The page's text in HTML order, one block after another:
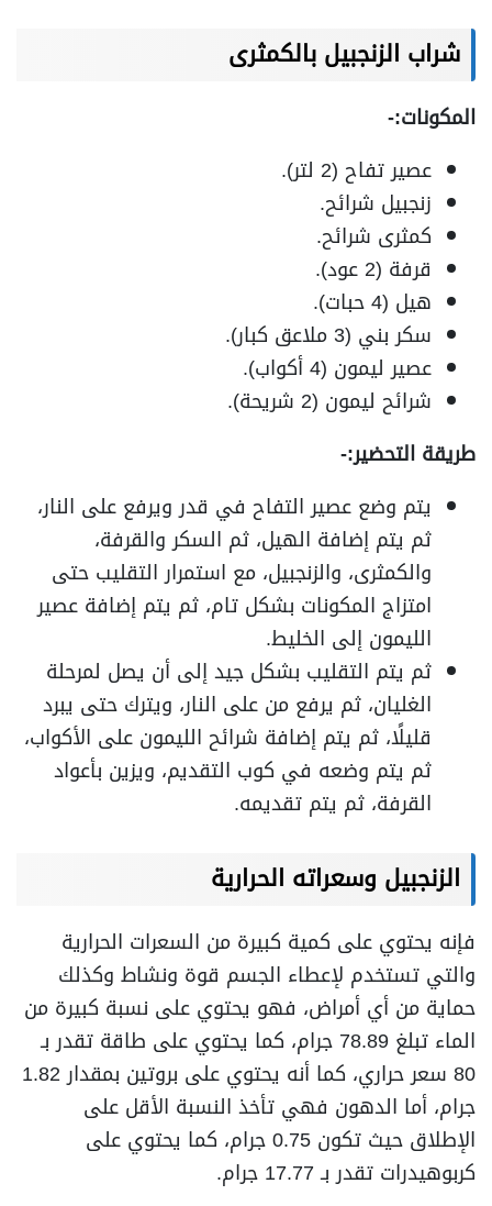
شراب الزنجبيل بالكمثرى
المكونات:-
عصير تفاح (2 لتر).
زنجبيل شرائح.
كمثرى شرائح.
قرفة (2 عود).
هيل (4 حبات).
سكر بني (3 ملاعق كبار).
عصير ليمون (4 أكواب).
شرائح ليمون (2 شريحة).
طريقة التحضير:-
يتم وضع عصير التفاح في قدر ويرفع على النار،
ثم يتم إضافة الهيل، ثم السكر والقرفة،
والكمثرى، والزنجبيل، مع استمرار التقليب حتى
امتزاج المكونات بشكل تام، ثم يتم إضافة عصير
الليمون إلى الخليط.
ثم يتم التقليب بشكل جيد إلى أن يصل لمرحلة
الغليان، ثم يرفع من على النار، ويترك حتى يبرد
قليلًا، ثم يتم إضافة شرائح الليمون على الأكواب،
ثم يتم وضعه في كوب التقديم، ويزين بأعواد
القرفة، ثم يتم تقديمه.
الزنجبيل وسعراته الحرارية
فإنه يحتوي على كمية كبيرة من السعرات الحرارية
والتي تستخدم لإعطاء الجسم قوة ونشاط وكذلك
حماية من أي أمراض، فهو يحتوي على نسبة كبيرة من
الماء تبلغ 78.89 جرام، كما يحتوي على طاقة تقدر بـ
80 سعر حراري، كما أنه يحتوي على بروتين بمقدار 1.82
جرام، أما الدهون فهي تأخذ النسبة الأقل على
الإطلاق حيث تكون 0.75 جرام، كما يحتوي على
كربوهيدرات تقدر بـ 17.77 جرام.